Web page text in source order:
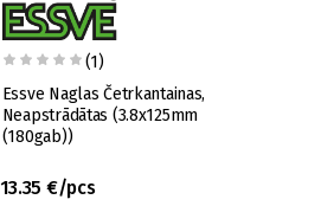
(1)
Essve Naglas Četrkantainas,
Neapstrādātas (3.8x125mm
(180gab))
13.35 €/pcs